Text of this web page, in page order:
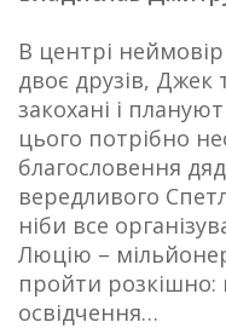
В центрі
двоє друзів, Джек
закохані і
цього потрібно
благословення
вередливого
ніби все
Люцію –
пройти
освідчення…